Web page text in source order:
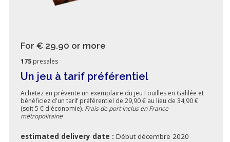
For € 29.90 or more
175 presales
Un jeu à tarif préférentiel
Achetez en prévente un exemplaire du jeu Fouilles en Galilée et
bénéficiez d'un tarif préférentiel de 29,90 € au lieu de 34,90 €
(soit 5 € d'économie). Frais de port inclus en France
métropolitaine
estimated delivery date : Début décembre 2020